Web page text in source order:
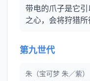
带电的爪子是它
之心，会将狩猎所
第九世代
朱（宝可梦 朱／紫）